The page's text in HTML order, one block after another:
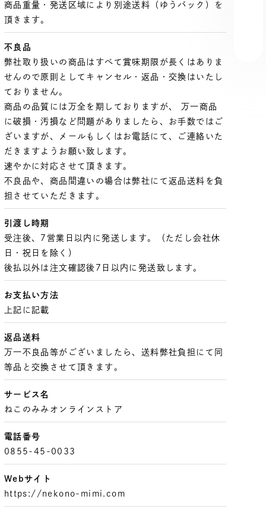
商品重量・発送区域により別途送料（ゆうパック）を
頂きます。
不良品
弊社取り扱いの商品はすべて賞味期限が長くはありま
せんので原則としてキャンセル・返品・交換はいたし
ておりません。
商品の品質には万全を期しておりますが、 万一商品
に破損・汚損など問題がありましたら、お手数ではご
ざいますが、メールもしくはお電話にて、ご連絡いた
だきますようお願い致します。
速やかに対応させて頂きます。
不良品や、商品間違いの場合は弊社にて返品送料を負
担させていただきます。
引渡し時期
受注後、7営業日以内に発送します。（ただし会社休
日・祝日を除く）
後払以外は注文確認後7日以内に発送致します。
お支払い方法
上記に記載
返品送料
万一不良品等がございましたら、送料弊社負担にて同
等品と交換させて頂きます。
サービス名
ねこのみみオンラインストア
電話番号
0855-45-0033
Webサイト
https://nekono-mimi.com